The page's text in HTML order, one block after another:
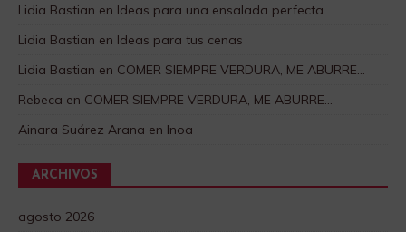
Lidia Bastian en Ideas para una ensalada perfecta
Lidia Bastian en Ideas para tus cenas
Lidia Bastian en COMER SIEMPRE VERDURA, ME ABURRE…
Rebeca en COMER SIEMPRE VERDURA, ME ABURRE…
Ainara Suárez Arana en Inoa
ARCHIVOS
agosto 2026